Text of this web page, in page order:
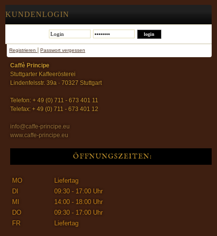
KUNDENLOGIN
Registrieren Passwort vergessen
Caffè Principe
Stuttgarter Kaffeerösterei
Lindenfelsstr. 39a · 70327 Stuttgart
Telefon: + 49 (0) 711 - 673 401 11
Telefax: + 49 (0) 711 - 673 401 12
info@caffe-principe.eu
www.caffe-principe.eu
ÖFFNUNGSZEITEN:
MO
Liefertag
DI
09:30 - 17:00 Uhr
MI
14:00 - 18:00 Uhr
DO
09:30 - 17:00 Uhr
FR
Liefertag